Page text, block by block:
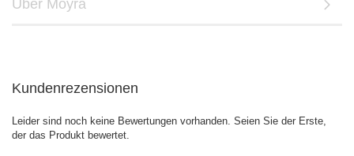
Über Moyra
Kundenrezensionen
Leider sind noch keine Bewertungen vorhanden. Seien Sie der Erste,
der das Produkt bewertet.